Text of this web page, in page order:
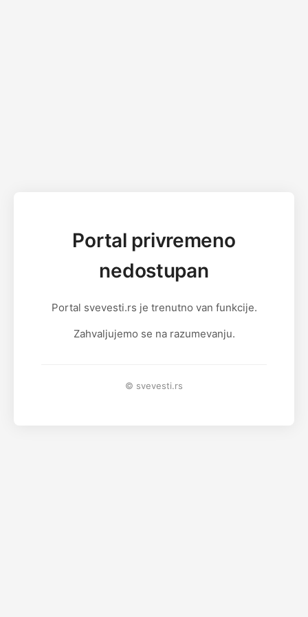
Portal privremeno
nedostupan
Portal svevesti.rs je trenutno van funkcije.
Zahvaljujemo se na razumevanju.
© svevesti.rs